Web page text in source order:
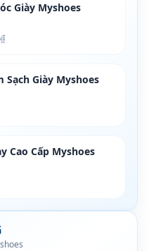
Giày Myshoes
Sạch Giày Myshoes
Cao Cấp Myshoes